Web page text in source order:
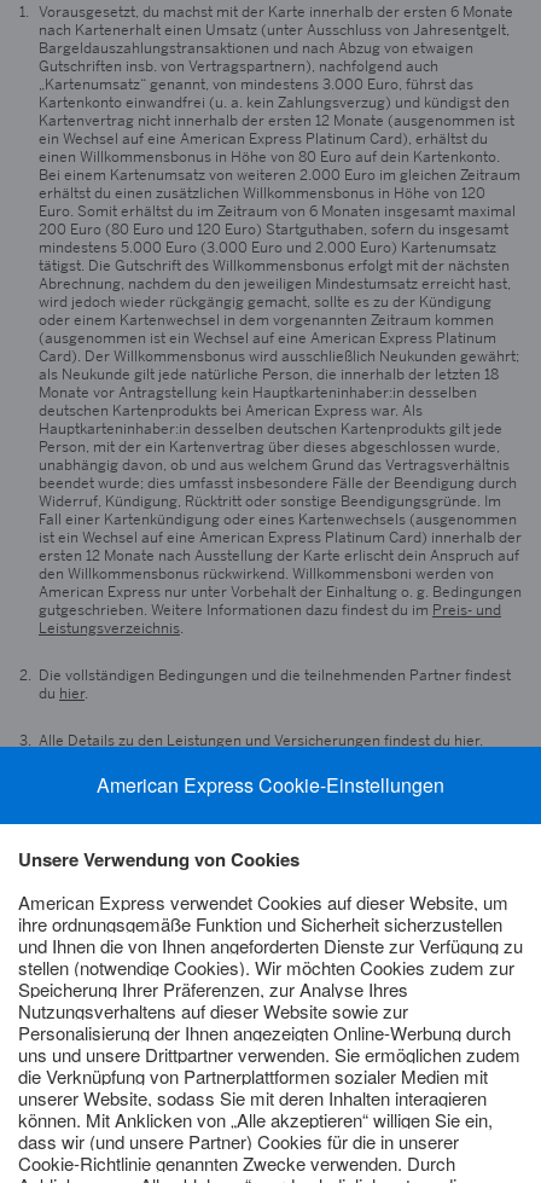
Vorausgesetzt, du machst mit der Karte innerhalb der ersten 6 Monate
nach Kartenerhalt einen Umsatz (unter Ausschluss von Jahresentgelt,
Bargeldauszahlungstransaktionen und nach Abzug von etwaigen
Gutschriften insb. von Vertragspartnern), nachfolgend auch
„Kartenumsatz“ genannt, von mindestens 3.000 Euro, führst das
Kartenkonto einwandfrei (u. a. kein Zahlungsverzug) und kündigst den
Kartenvertrag nicht innerhalb der ersten 12 Monate (ausgenommen ist
ein Wechsel auf eine American Express Platinum Card), erhältst du
einen Willkommensbonus in Höhe von 80 Euro auf dein Kartenkonto.
Bei einem Kartenumsatz von weiteren 2.000 Euro im gleichen Zeitraum
erhältst du einen zusätzlichen Willkommensbonus in Höhe von 120
Euro. Somit erhältst du im Zeitraum von 6 Monaten insgesamt maximal
200 Euro (80 Euro und 120 Euro) Startguthaben, sofern du insgesamt
mindestens 5.000 Euro (3.000 Euro und 2.000 Euro) Kartenumsatz
tätigst. Die Gutschrift des Willkommensbonus erfolgt mit der nächsten
Abrechnung, nachdem du den jeweiligen Mindestumsatz erreicht hast,
wird jedoch wieder rückgängig gemacht, sollte es zu der Kündigung
oder einem Kartenwechsel in dem vorgenannten Zeitraum kommen
(ausgenommen ist ein Wechsel auf eine American Express Platinum
Card). Der Willkommensbonus wird ausschließlich Neukunden gewährt;
als Neukunde gilt jede natürliche Person, die innerhalb der letzten 18
Monate vor Antragstellung kein Hauptkarteninhaber:in desselben
deutschen Kartenprodukts bei American Express war. Als
Hauptkarteninhaber:in desselben deutschen Kartenprodukts gilt jede
Person, mit der ein Kartenvertrag über dieses abgeschlossen wurde,
unabhängig davon, ob und aus welchem Grund das Vertragsverhältnis
beendet wurde; dies umfasst insbesondere Fälle der Beendigung durch
Widerruf, Kündigung, Rücktritt oder sonstige Beendigungsgründe. Im
Fall einer Kartenkündigung oder eines Kartenwechsels (ausgenommen
ist ein Wechsel auf eine American Express Platinum Card) innerhalb der
ersten 12 Monate nach Ausstellung der Karte erlischt dein Anspruch auf
den Willkommensbonus rückwirkend. Willkommensboni werden von
American Express nur unter Vorbehalt der Einhaltung o. g. Bedingungen
gutgeschrieben. Weitere Informationen dazu findest du im Preis- und
Leistungsverzeichnis.
Die vollständigen Bedingungen und die teilnehmenden Partner findest
du hier.
Alle Details zu den Leistungen und Versicherungen findest du hier.
Als Werber werden dir die ExtraPunkte innerhalb 3 Monaten nach
Freundschaftsprämie für den Geworbenen variiert je nach
Angebot gilt nur für Anträge von Hauptkarten durch Antragsteller:innen
nicht als Hauptkarteninhaber:in einer der beantragten Karte
entsprechenden deutschen American Express Karte registriert waren.
Weitere Bedingungen und Einschränkungen zum Erhalt des Bonus
findest du unterwww.amex.de/freunde.
Weitere Informationen zum Gewinnspiel findest duhier.
Die Angabe „Sichere dir jährliche Vorteile in Höhe von über 1.168 €“
basiert auf einer Beispielrechnung mit dem Vorteilsrechner unter
Annahme bestimmter Reisegewohnheiten (z. B. Anzahl der
Hotelaufenthalte, Mietwagentage und Reisen pro Jahr). Die tatsächliche
Ersparnis kann je nach individuellem Nutzungsverhalten, Verfügbarkeit
und Inanspruchnahme der Leistungen abweichen. Alle Werte verstehen
sich als unverbindliche Richtwerte ohne Gewähr.